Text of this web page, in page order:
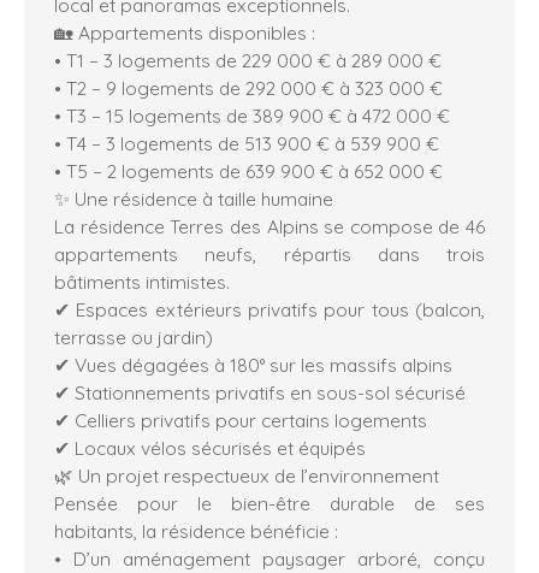
local et panoramas exceptionnels.
🏡 Appartements disponibles :
• T1 – 3 logements de 229 000 € à 289 000 €
• T2 – 9 logements de 292 000 € à 323 000 €
• T3 – 15 logements de 389 900 € à 472 000 €
• T4 – 3 logements de 513 900 € à 539 900 €
• T5 – 2 logements de 639 900 € à 652 000 €
✨ Une résidence à taille humaine
La résidence Terres des Alpins se compose de 46
appartements neufs, répartis dans trois
bâtiments intimistes.
✔ Espaces extérieurs privatifs pour tous (balcon,
terrasse ou jardin)
✔ Vues dégagées à 180° sur les massifs alpins
✔ Stationnements privatifs en sous-sol sécurisé
✔ Celliers privatifs pour certains logements
✔ Locaux vélos sécurisés et équipés
🌿 Un projet respectueux de l’environnement
Pensée pour le bien-être durable de ses
habitants, la résidence bénéficie :
• D’un aménagement paysager arboré, conçu